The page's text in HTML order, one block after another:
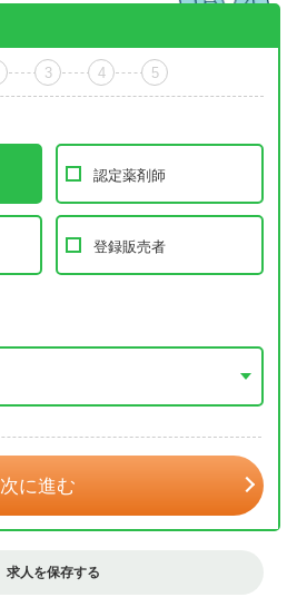
3 4 5
認定薬剤師
登録販売者
次に進む
求人を保存する